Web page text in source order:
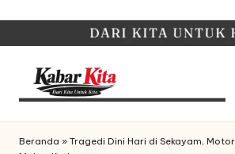
content
K
a
Beranda » Tragedi Dini Hari di Sekayam,